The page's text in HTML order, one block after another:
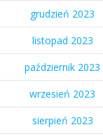
grudzień 2023
listopad 2023
październik 2023
wrzesień 2023
sierpień 2023